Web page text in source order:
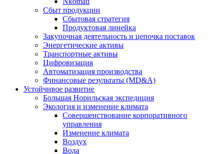
Сбыт продукции
Сбытовая стратегия
Продуктовая линейка
Закупочная деятельность и цепочка поставок
Энергетические активы
Транспортные активы
Цифровизация
Автоматизация производства
Финансовые результаты (MD&A)
Устойчивое развитие
Большая Норильская экспедиция
Экология и изменение климата
Совершенствование корпоративного
управления
Изменение климата
Воздух
Вода